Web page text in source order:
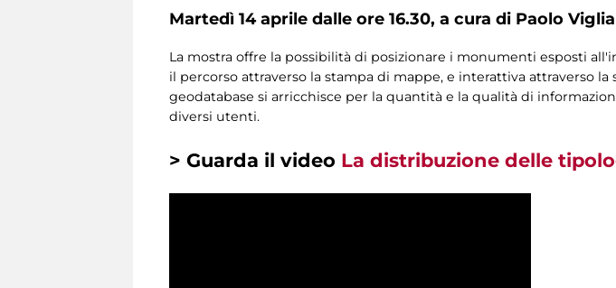
Martedì 14 aprile dalle ore 16.30, a cura di Paolo
La mostra offre la possibilità di posizionare i monumenti esposti
il percorso attraverso la stampa di mappe, e interattiva attraverso
geodatabase si arricchisce per la quantità e la qualità di
diversi utenti.
> Guarda il video La distribuzione delle